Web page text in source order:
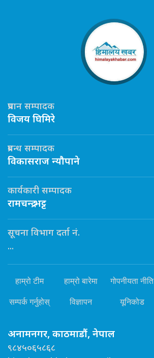
प्रधान सम्पादक
विजय घिमिरे
प्रबन्ध सम्पादक
विकासराज न्यौपाने
कार्यकारी सम्पादक
रामचन्द्र भट्ट
सूचना विभाग दर्ता नं.
...
हाम्रो टीम हाम्रो बारेमा गोपनीयता नीति
सम्पर्क गर्नुहोस् विज्ञापन यूनिकोड
अनामनगर, काठमाडौं, नेपाल
९८४५०६५८६८